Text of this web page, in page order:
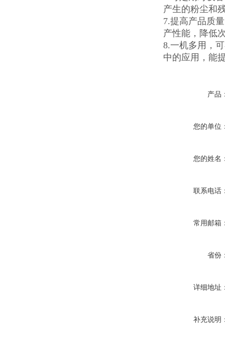
产生的粉尘和
7.提高产品质
产性能，降低
8.一机多用，
中的应用，能
产品
您的单位
您的姓名
联系电话
常用邮箱
省份
详细地址
补充说明